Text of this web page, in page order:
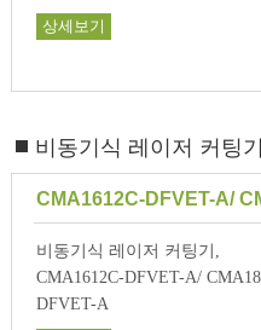
상세보기
비동기식 레이저 커팅기
CMA1612C-DFVET-A/
비동기식 레이저 커팅기,
CMA1612C-DFVET-A/
DFVET-A